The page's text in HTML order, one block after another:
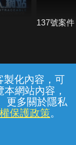
製化內容，可
網站內容，
更多關於隱私
保護政策。
137號案件
隱私權保護
分公司